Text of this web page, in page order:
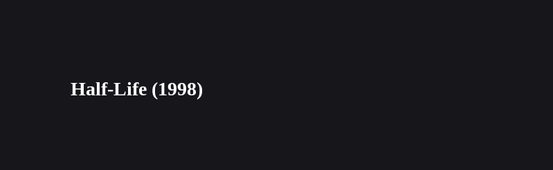
Half-Life (1998)